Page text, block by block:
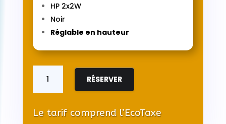
HP 2x2W
Noir
Réglable en hauteur
quantité
24"
XU2494HSU-
RÉSERVER
Le tarif comprend l’EcoTaxe